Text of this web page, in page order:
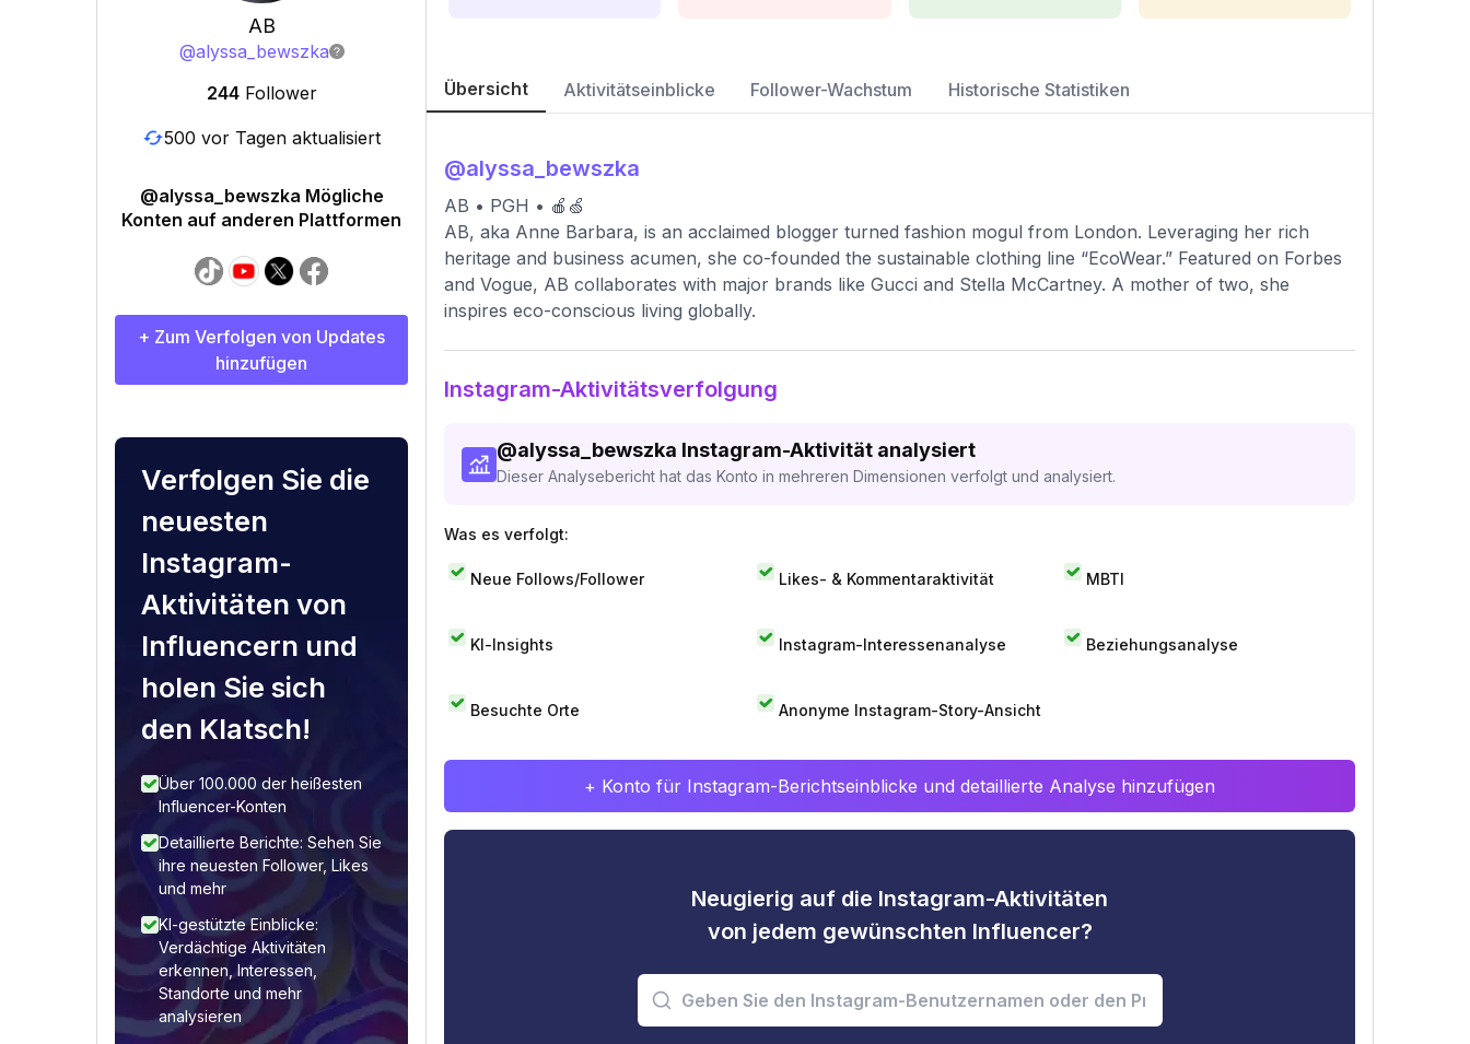
AB
@alyssa_bewszka
244 Follower
500 vor Tagen aktualisiert
@alyssa_bewszka Mögliche
Konten auf anderen Plattformen
+ Zum Verfolgen von Updates
hinzufügen
Verfolgen Sie die
neuesten
Instagram-
Aktivitäten von
Influencern und
holen Sie sich
den Klatsch!
Über 100.000 der heißesten
Influencer-Konten
Detaillierte Berichte: Sehen Sie
ihre neuesten Follower, Likes
und mehr
KI-gestützte Einblicke:
Verdächtige Aktivitäten
erkennen, Interessen,
Standorte und mehr
analysieren
Übersicht Aktivitätseinblicke Follower-Wachstum Historische Statistiken
@alyssa_bewszka
AB • PGH • 🍎🍏
AB, aka Anne Barbara, is an acclaimed blogger turned fashion mogul from London. Leveraging her rich
heritage and business acumen, she co-founded the sustainable clothing line “EcoWear.” Featured on Forbes
and Vogue, AB collaborates with major brands like Gucci and Stella McCartney. A mother of two, she
inspires eco-conscious living globally.
Instagram-Aktivitätsverfolgung
@alyssa_bewszka Instagram-Aktivität analysiert
Dieser Analysebericht hat das Konto in mehreren Dimensionen verfolgt und analysiert.
Was es verfolgt:
Neue Follows/Follower Likes- & Kommentaraktivität MBTI
KI-Insights Instagram-Interessenanalyse Beziehungsanalyse
Besuchte Orte Anonyme Instagram-Story-Ansicht
+ Konto für Instagram-Berichtseinblicke und detaillierte Analyse hinzufügen
Neugierig auf die Instagram-Aktivitäten
von jedem gewünschten Influencer?